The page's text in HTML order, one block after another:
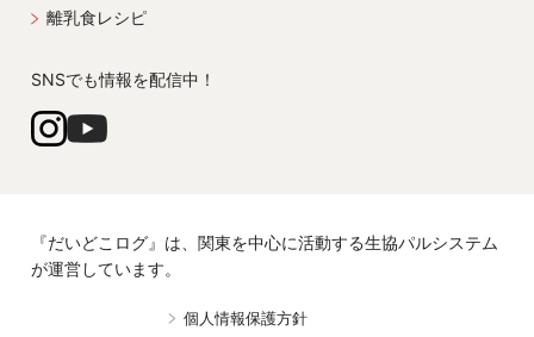
離乳食レシピ
SNSでも情報を配信中！
『だいどこログ』は、関東を中心に活動する生協パルシステム
が運営しています。
個人情報保護方針